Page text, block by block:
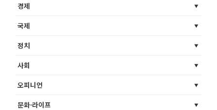
경제
국제
정치
사회
오피니언
문화·라이프